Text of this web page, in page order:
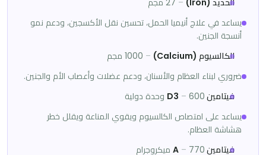
الحديد (Iron) – 27 مجم
يساعد في علاج أنيميا الحمل، تحسين نقل الأكسجين، ودعم نمو
أنسجة الجنين.
الكالسيوم (Calcium)
– 1000 مجم
ضروري لبناء العظام والأسنان، ودعم عضلات وأعصاب الأم والجنين.
فيتامين D3
– 600 وحدة دولية
يساعد على امتصاص الكالسيوم ويقوي المناعة ويقلل خطر
هشاشة العظام.
فيتامين A
– 770 ميكروجرام